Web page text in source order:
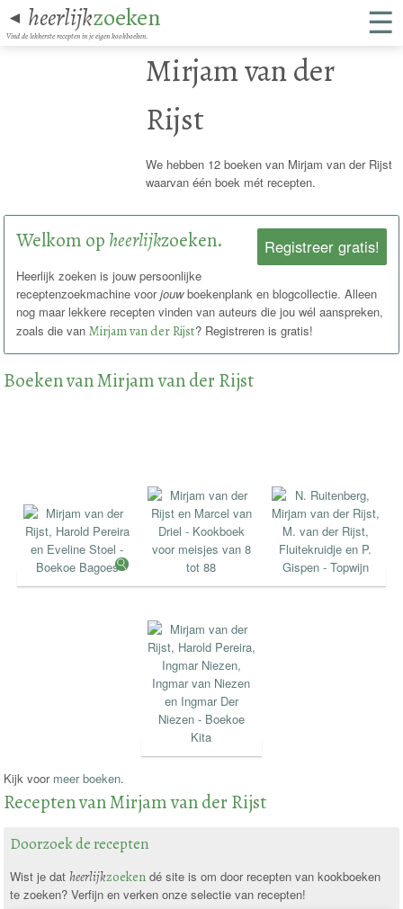
◄ heerlijkzoeken
Vind de lekkerste recepten in je eigen kookboeken. ☰
Mirjam van der
Rijst
We hebben 12 boeken van Mirjam van der Rijst
waarvan één boek mét recepten.
Registreer gratis!
Welkom op heerlijkzoeken.
Heerlijk zoeken is jouw persoonlijke
receptenzoekmachine voorjouwboekenplank en blogcollectie. Alleen
nog maar lekkere recepten vinden van auteurs die jou wél aanspreken,
zoals die vanMirjam van der Rijst? Registreren is gratis!
Boeken van Mirjam van der Rijst
Kijk voor meer boeken.
Recepten van Mirjam van der Rijst
Doorzoek de recepten
Wist je dat heerlijkzoekendé site is om door recepten van kookboeken
te zoeken? Verfijn en verken onze selectie van recepten!